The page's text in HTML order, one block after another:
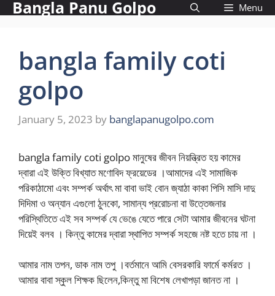
SkipBangla Panu Golpo Menu
bangla family coti
golpo
January 5, 2023 by banglapanugolpo.com
bangla family coti golpo মানুষের জীবন নিয়ন্ত্রিত হয় কামের
দ্বারা এই উক্তি বিখ্যাত মণোবিদ ফ্রয়েডের ।আমাদের এই সামাজিক
পরিকাঠামো এবং সম্পর্ক অর্থাৎ মা বাবা ভাই বোন জ্যাঠা কাকা পিসি মাসি দাদু
দিদিমা ও অন্যান এগুলো ঠুনকো, সামান্য প্ররোচনা বা উত্তেজনার
পরিস্থিতিতে এই সব সম্পর্ক যে ভেঙে যেতে পারে সেটা আমার জীবনের ঘটনা
দিয়েই বলব । কিন্তু কামের দ্বারা স্থাপিত সম্পর্ক সহজে নষ্ট হতে চায় না ।
আমার নাম তপন, ডাক নাম তপু ।বর্তমানে আমি বেসরকারি ফার্মে কর্মরত ।
আমার বাবা স্কুল শিক্ষক ছিলেন,কিন্তু মা বিশেষ লেখাপড়া জানত না ।